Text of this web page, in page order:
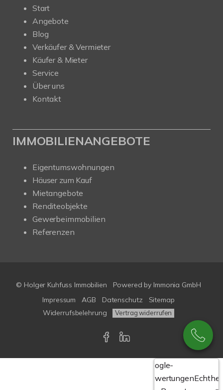
Start
Angebote
Blog
Verkäufer & Vermieter
Käufer & Mieter
Service
Über uns
Kontakt
IMMOBILIENANGEBOTE
Eigentumswohnungen
Häuser zum Kauf
Mietangebote
Renditeobjekte
Gewerbeimmobilien
Referenzen
© Holger Kuhfuss Immobilien Powered by Immonia GmbH
Impressum
AGB Datenschutz
Sitemap
Widerrufsbelehrung
Vertrag widerrufen
Google-
Bewertungen